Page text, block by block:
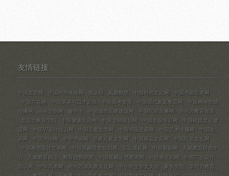
友情链接
中国文学网 中国时尚休闲网 致富经 风雅鹤壁 中国时尚文化网
中国书画艺术网
中国兰花网
中国演讲与口才训练 中国高考智库 中国现代家庭教育网
中国网络营销
传播网
油画定制网 趣学街 中国城市品牌建设网 中国民间故事网
学习力教育智库
意志力教育学院
中国健康生活网 中国营销策划网 中国企业培训网
中国校园文化建
设网
中国VI设计知识网 中国儿童文学网 中国书画交易网 中国艺术传播网
中国油
画网
中国书法网 中华书画网 世界儿童文学网 中国珠宝文化网
中国民俗文化网
中国雕塑设计艺术网
中国收藏投资知识网 宝宝成长网 中国瓷器网
天赋教育研究中
心
天赋教育前沿 教育趋势研究 中国收藏证书查询网 中国酒文化网
中国广告设计
知识网
中华武术网 杭州西湖风景文化网 中小学生作文大全 家长学院
学习力教育